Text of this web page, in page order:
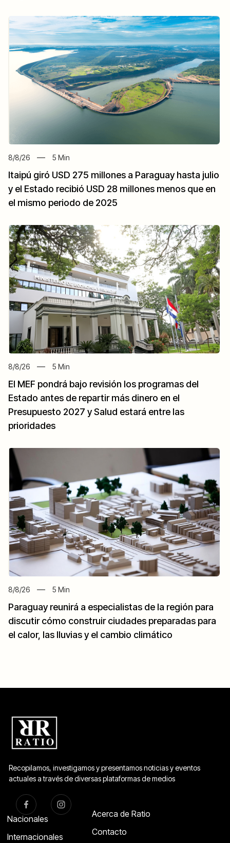
8/8/26 5 Min
Itaipú giró USD 275 millones a Paraguay hasta julio
y el Estado recibió USD 28 millones menos que en
el mismo periodo de 2025
8/8/26 5 Min
El MEF pondrá bajo revisión los programas del
Estado antes de repartir más dinero en el
Presupuesto 2027 y Salud estará entre las
prioridades
8/8/26 5 Min
Paraguay reunirá a especialistas de la región para
discutir cómo construir ciudades preparadas para
el calor, las lluvias y el cambio climático
Recopilamos, investigamos y presentamos noticias y eventos
actuales a través de diversas plataformas de medios
Nacionales
Internacionales
Acerca de Ratio
Contacto